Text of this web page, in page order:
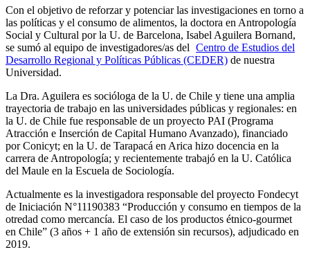
Con el objetivo de reforzar y potenciar las investigaciones en torno a
las políticas y el consumo de alimentos, la doctora en Antropología
Social y Cultural por la U. de Barcelona, Isabel Aguilera Bornand,
se sumó al equipo de investigadores/as del Centro de Estudios del
Desarrollo Regional y Políticas Públicas (CEDER) de nuestra
Universidad.
La Dra. Aguilera es socióloga de la U. de Chile y tiene una amplia
trayectoria de trabajo en las universidades públicas y regionales: en
la U. de Chile fue responsable de un proyecto PAI (Programa
Atracción e Inserción de Capital Humano Avanzado), financiado
por Conicyt; en la U. de Tarapacá en Arica hizo docencia en la
carrera de Antropología; y recientemente trabajó en la U. Católica
del Maule en la Escuela de Sociología.
Actualmente es la investigadora responsable del proyecto Fondecyt
de Iniciación N°11190383 “Producción y consumo en tiempos de la
otredad como mercancía. El caso de los productos étnico-gourmet
en Chile” (3 años + 1 año de extensión sin recursos), adjudicado en
2019.